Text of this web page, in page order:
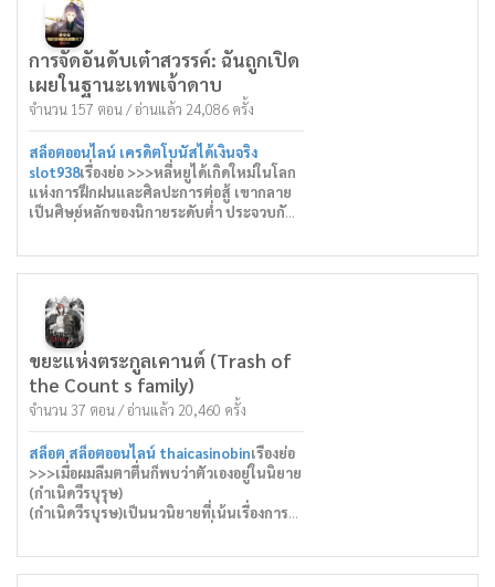
รักที่สามารถช่วยพวกเขาในการศึกได้ เจอร์รี่
กลับพบว่าอสูรอัญเชิญของเขาแตกต่างไป
เล็กน้อย อสูรของคนอื่นจะเหมือนกับสัตว์ป่า
ชนิดต่าง ๆ แต่เจอร์รี่กลับอัญเชิญทวยเทพ
จากตำนานกรีก!
ราชาแห่งทวยเทพ ซูส " นายท่าน!ข้า ซูสจัก
ทำตามคำสั่งของท่าน!"
อาธีน่า "ข้าจะเติมเต็มความปรารถนาของ
ท่าน!"
โพไซดอน"ข้าจะพิชิตทะเลนี้ในนามของนาย
ท่าน!"
ผู้แปลไทย : carnet00
การจัดอันดับเต๋าสวรรค์: ฉันถูกเปิด
เผยในฐานะเทพเจ้าดาบ
จำนวน 157 ตอน / อ่านแล้ว 24,086 ครั้ง
สล็อตออนไลน์ เครดิตโบนัสได้เงินจริง
slot938เรื่องย่อ >>>หลี่หยูได้เกิดใหม่ในโลก
แห่งการฝึกฝนและศิลปะการต่อสู้ เขากลาย
เป็นศิษย์หลักของนิกายระดับต่ำ ประจวบกับ
เหล่าปีศาจอาละวาดไปทั่วโลกที่โกลาหล เขา
วางแผนที่จะฝึกฝนจนเขาอยู่ยงคงกระพันก่อน
การจัดอันดับเต๋าสวรรค์ก็ปรากฎขึ้นบนโลก
ใครก็ตามที่อยู่ในรายการจัดอันดับจะได้รับ
รางวัลจากเต๋าสวรรค์ สิ่งนี้ทำให้โลกตกใจ สิ่ง
ที่น่าตกใจยิ่งกว่านั้นก็คือผู้ที่ได้อันดับหนึ่งใน
การจัดอันดับมังกรซ่อนคือหลี่หยูจากนิกายที่
ไม่รู้จัก!!! ในชั่วข้ามคืน หลี่หยูก็โด่งดังไปทั่ว
โลก อย่างไรก็ตาม นี่เป็นเพียงจุดเริ่มต้น
เท่านั้น เมื่ออันดับอาวุธศักดิ์สิทธิ์ อันดับกายา
โลหิต อันดับความแปลกประหลาดตาม
ธรรมชาติ อันดับบุตรแห่งสวรรค์ อันดับนิกาย
และอื่น ๆ อีกมากมายปรากฏขึ้นทีละคน ทั้ง
ขยะแห่งตระกูลเคานต์ (Trash of
the Count s family)
จำนวน 37 ตอน / อ่านแล้ว 20,460 ครั้ง
สล็อต สล็อตออนไลน์ thaicasinobinเรื่องย่อ
>>>เมื่อผมลืมตาตื่นก็พบว่าตัวเองอยู่ในนิยาย
(กำเนิดวีรบุรุษ)
(กำเนิดวีรบุรษ)เป็นนวนิยายที่เน้นเรื่องการ
เป็นเด็กนักเรียนมัธยมปลายที่ถูกส่งไปยังมิติที่
ต่างออกไปจากโลกพร้อมกับบททดสอบการ